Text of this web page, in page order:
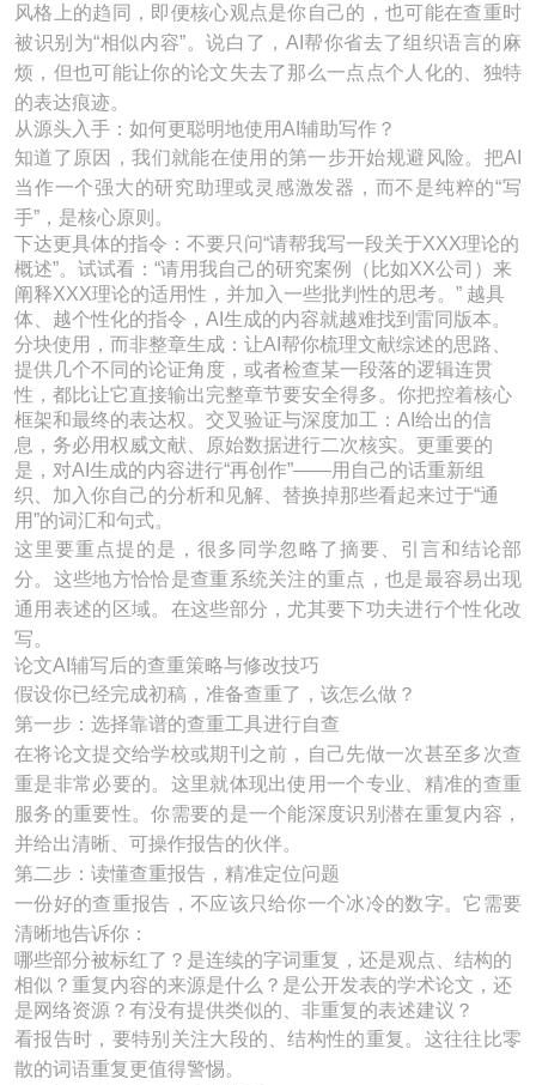
风格上的趋同，即便核心观点是你自己的，也可能在查重时
被识别为“相似内容”。说白了，AI帮你省去了组织语言的麻
烦，但也可能让你的论文失去了那么一点点个人化的、独特
的表达痕迹。
从源头入手：如何更聪明地使用AI辅助写作？
知道了原因，我们就能在使用的第一步开始规避风险。把AI
当作一个强大的研究助理或灵感激发器，而不是纯粹的“写
手”，是核心原则。
下达更具体的指令：不要只问“请帮我写一段关于XXX理论的
概述”。试试看：“请用我自己的研究案例（比如XX公司）来
阐释XXX理论的适用性，并加入一些批判性的思考。” 越具
体、越个性化的指令，AI生成的内容就越难找到雷同版本。
分块使用，而非整章生成：让AI帮你梳理文献综述的思路、
提供几个不同的论证角度，或者检查某一段落的逻辑连贯
性，都比让它直接输出完整章节要安全得多。你把控着核心
框架和最终的表达权。交叉验证与深度加工：AI给出的信
息，务必用权威文献、原始数据进行二次核实。更重要的
是，对AI生成的内容进行“再创作”——用自己的话重新组
织、加入你自己的分析和见解、替换掉那些看起来过于“通
用”的词汇和句式。
这里要重点提的是，很多同学忽略了摘要、引言和结论部
分。这些地方恰恰是查重系统关注的重点，也是最容易出现
通用表述的区域。在这些部分，尤其要下功夫进行个性化改
写。
论文AI辅写后的查重策略与修改技巧
假设你已经完成初稿，准备查重了，该怎么做？
第一步：选择靠谱的查重工具进行自查
在将论文提交给学校或期刊之前，自己先做一次甚至多次查
重是非常必要的。这里就体现出使用一个专业、精准的查重
服务的重要性。你需要的是一个能深度识别潜在重复内容，
并给出清晰、可操作报告的伙伴。
第二步：读懂查重报告，精准定位问题
一份好的查重报告，不应该只给你一个冰冷的数字。它需要
清晰地告诉你：
哪些部分被标红了？是连续的字词重复，还是观点、结构的
相似？重复内容的来源是什么？是公开发表的学术论文，还
是网络资源？有没有提供类似的、非重复的表述建议？
看报告时，要特别关注大段的、结构性的重复。这往往比零
散的词语重复更值得警惕。